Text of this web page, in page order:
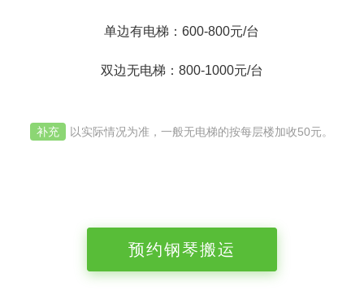
单边有电梯：600-800元/台
双边无电梯：800-1000元/台
补充 以实际情况为准，一般无电梯的按每层楼加收50元。
预约钢琴搬运